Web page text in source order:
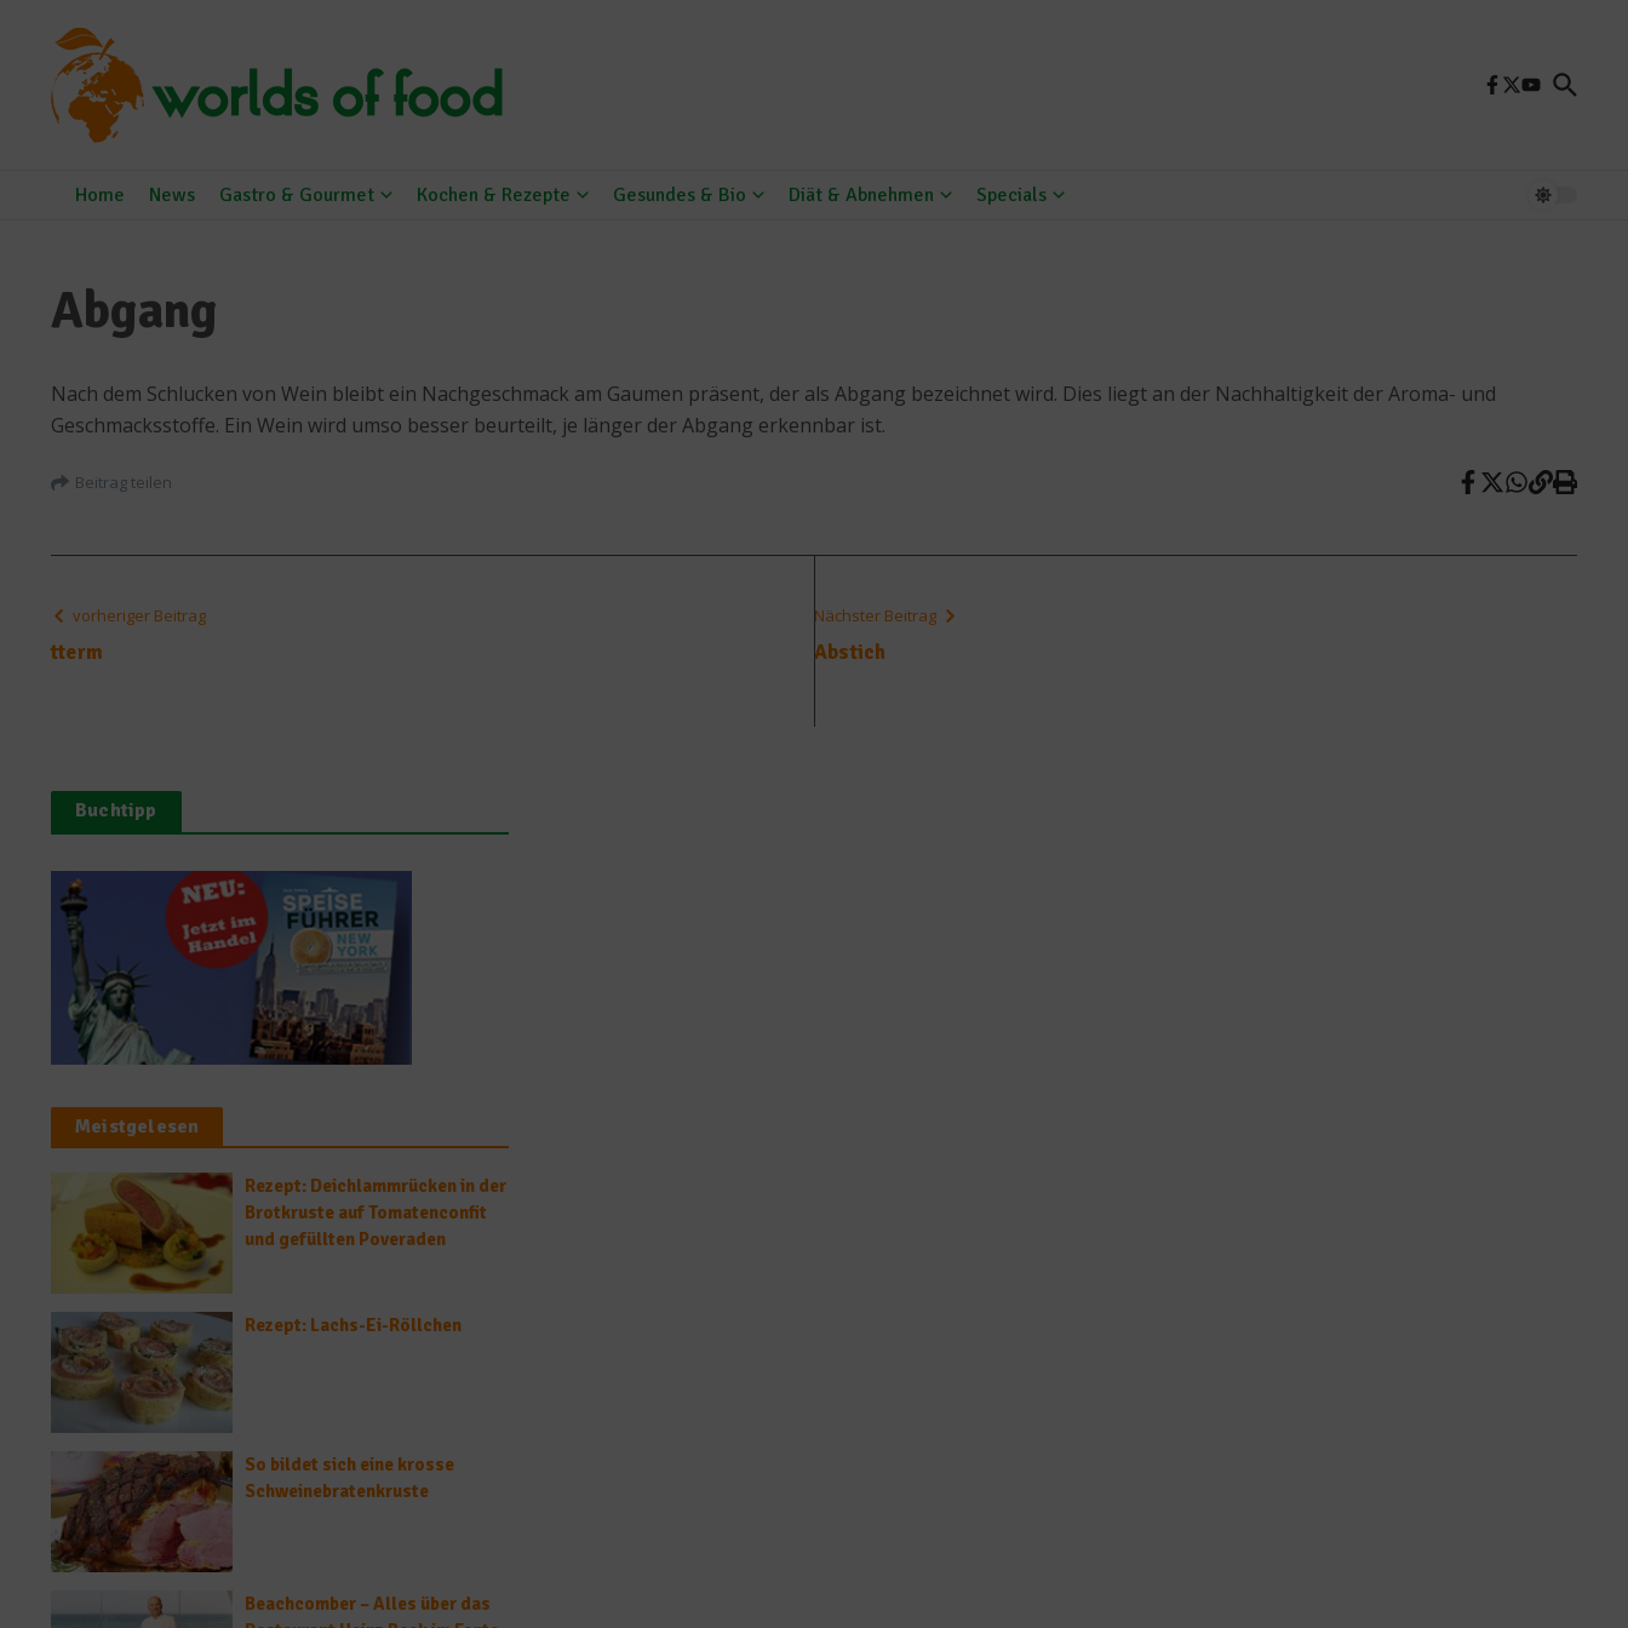
Home News Gastro & Gourmet Kochen & Rezepte Gesundes & Bio Diät & Abnehmen Specials
Abgang
Nach dem Schlucken von Wein bleibt ein Nachgeschmack am Gaumen präsent, der als Abgang bezeichnet wird. Dies liegt an der Nachhaltigkeit der Aroma- und
Geschmacksstoffe. Ein Wein wird umso besser beurteilt, je länger der Abgang erkennbar ist.
Beitrag teilen
vorheriger Beitrag
tterm
Nächster Beitrag
Abstich
Buchtipp
Meistgelesen
Rezept: Deichlammrücken in der
Brotkruste auf Tomatenconfit
und gefüllten Poveraden
Rezept: Lachs-Ei-Röllchen
So bildet sich eine krosse
Schweinebratenkruste
Beachcomber – Alles über das